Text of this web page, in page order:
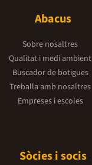
Abacus
Sobre nosaltres
Qualitat i medi ambient
Buscador de botigues
Treballa amb nosaltres
Empreses i escoles
Sòcies i socis